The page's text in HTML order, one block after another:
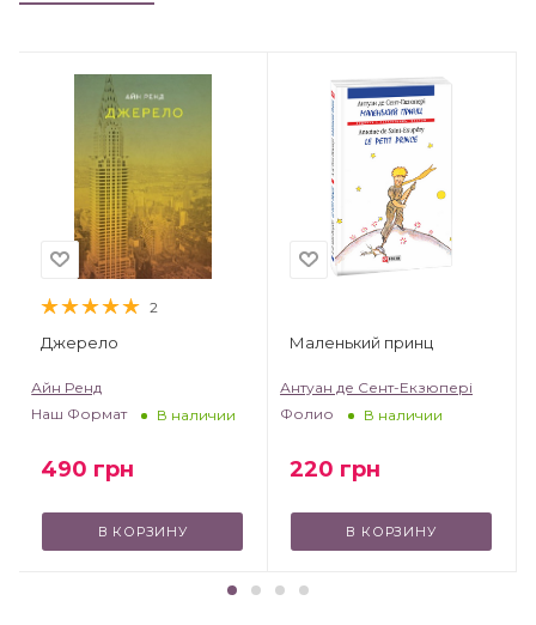
2
Джерело
Айн Ренд
Наш Формат
В наличии
490 грн
В КОРЗИНУ
Маленький принц
Антуан де Сент-Екзюпері
Фолио
В наличии
220 грн
В КОРЗИНУ